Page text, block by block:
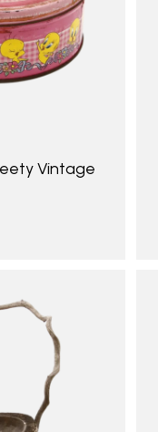
Vintage